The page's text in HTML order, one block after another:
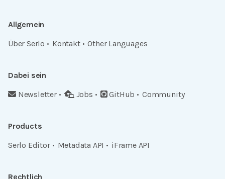
Allgemein
Über Serlo
Kontakt Other Languages
Dabei sein
Newsletter
Jobs GitHub Community
Products
Serlo Editor
Metadata API iFrame API
Rechtlich